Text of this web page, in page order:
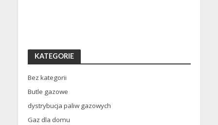
KATEGORIE
Bez kategorii
Butle gazowe
dystrybucja paliw gazowych
Gaz dla domu